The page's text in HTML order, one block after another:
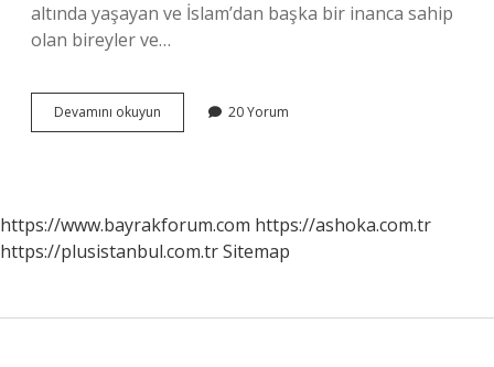
altında yaşayan ve İslam’dan başka bir inanca sahip
olan bireyler ve…
Devamını okuyun
Iş
20 Yorum
https://www.bayrakforum.com https://ashoka.com.tr
https://plusistanbul.com.trSitemap